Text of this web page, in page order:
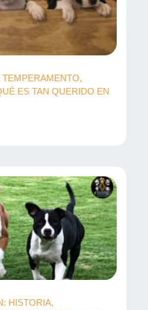
ES TAN QUERIDO EN
HISTORIA,